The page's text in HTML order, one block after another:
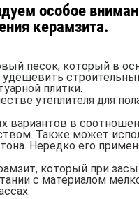
особое
керамзита.
песок, который в
плитки.
утеплителя для
вариантов в
Также может
Нередко его
который при
с материалом